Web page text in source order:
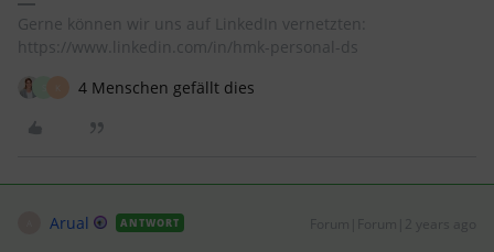
Gerne können wir uns auf LinkedIn vernetzten:
https://www.linkedin.com/in/hmk-personal-ds
4 Menschen gefällt dies
Arual ANTWORT